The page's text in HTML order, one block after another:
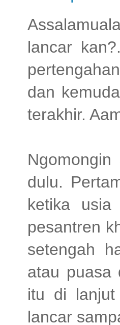
lancar
dan
terakhir.
dulu.
ketika
pesantren
setengah
atau puasa
itu di lanjut
lancar